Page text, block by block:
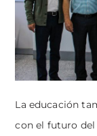
La educación
con el futuro del